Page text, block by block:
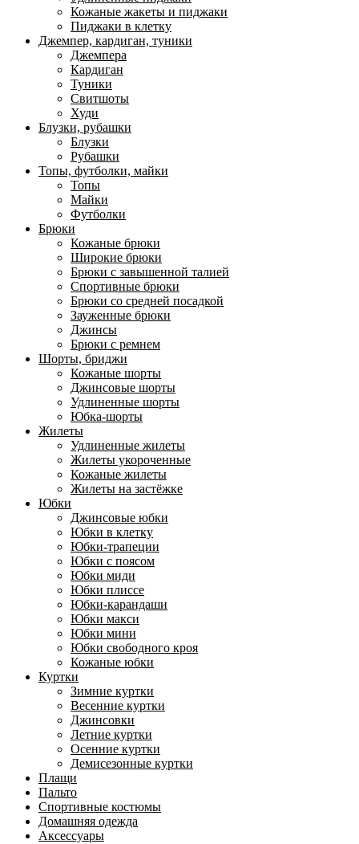
Кожаные жакеты и пиджаки
Пиджаки в клетку
Джемпер, кардиган, туники
Джемпера
Кардиган
Туники
Свитшоты
Худи
Блузки, рубашки
Блузки
Рубашки
Топы, футболки, майки
Топы
Майки
Футболки
Брюки
Кожаные брюки
Широкие брюки
Брюки с завышенной талией
Спортивные брюки
Брюки со средней посадкой
Зауженные брюки
Джинсы
Брюки с ремнем
Шорты, бриджи
Кожаные шорты
Джинсовые шорты
Удлиненные шорты
Юбка-шорты
Жилеты
Удлиненные жилеты
Жилеты укороченные
Кожаные жилеты
Жилеты на застёжке
Юбки
Джинсовые юбки
Юбки в клетку
Юбки-трапеции
Юбки с поясом
Юбки миди
Юбки плиссе
Юбки-карандаши
Юбки макси
Юбки мини
Юбки свободного кроя
Кожаные юбки
Куртки
Зимние куртки
Весенние куртки
Джинсовки
Летние куртки
Осенние куртки
Демисезонные куртки
Плащи
Пальто
Спортивные костюмы
Домашняя одежда
Аксессуары